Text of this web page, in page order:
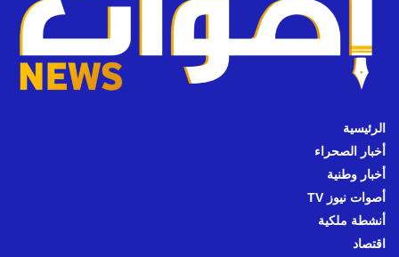
الرئيسية
أخبار الصحراء
أخبار وطنية
أصوات نيوز TV
أنشطة ملكية
اقتصاد